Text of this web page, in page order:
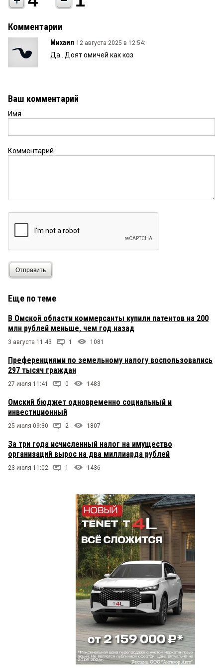
Комментарии
Михаил 12 августа 2025 в 12:54:
Да.. Доят омичей как коз
Ваш комментарий
Имя
Комментарий
Отправить
Еще по теме
В Омской области коммерсанты купили патентов на 200
млн рублей меньше, чем год назад
3 августа 11:43 1 1081
Преференциями по земельному налогу воспользовались
297 тысяч граждан
27 июля 11:41 0 1483
Омский бюджет одновременно социальный и
инвестиционный
25 июля 09:30 2 1807
За три года исчисленный налог на имущество
организаций вырос на два миллиарда рублей
23 июля 11:02 1 1436